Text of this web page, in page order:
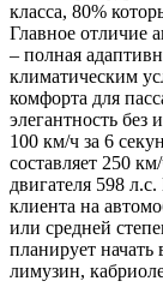
класса, 80%
Главное отличие
– полная
климатическим
комфорта для
элегантность без
100 км/ч за 6
составляет 250
двигателя 598
клиента на
или средней
планирует
лимузин,